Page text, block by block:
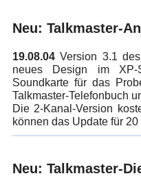
Neu: Talkmaster-
19.08.04 Version 3.1
neues Design im XP-
Soundkarte für das
Talkmaster-Telefonbuch
Die 2-Kanal-Version
können das Update für
Neu: Talkmaster-